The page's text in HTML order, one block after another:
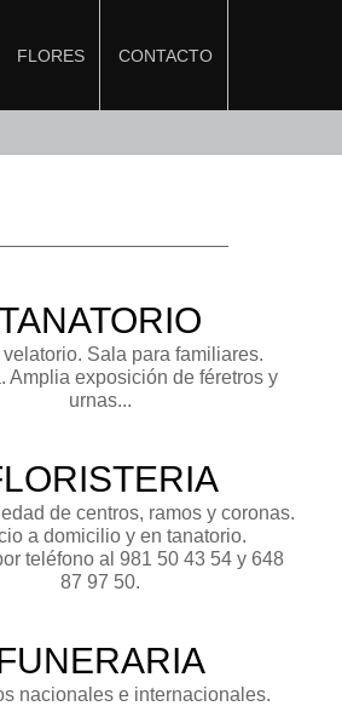
FLORES CONTACTO
Sala para familiares.
Amplia exposición de féretros y
urnas...
de centros, ramos y coronas.
a domicilio y en tanatorio.
teléfono al 981 50 43 54 y 648
87 97 50.
nacionales e internacionales.